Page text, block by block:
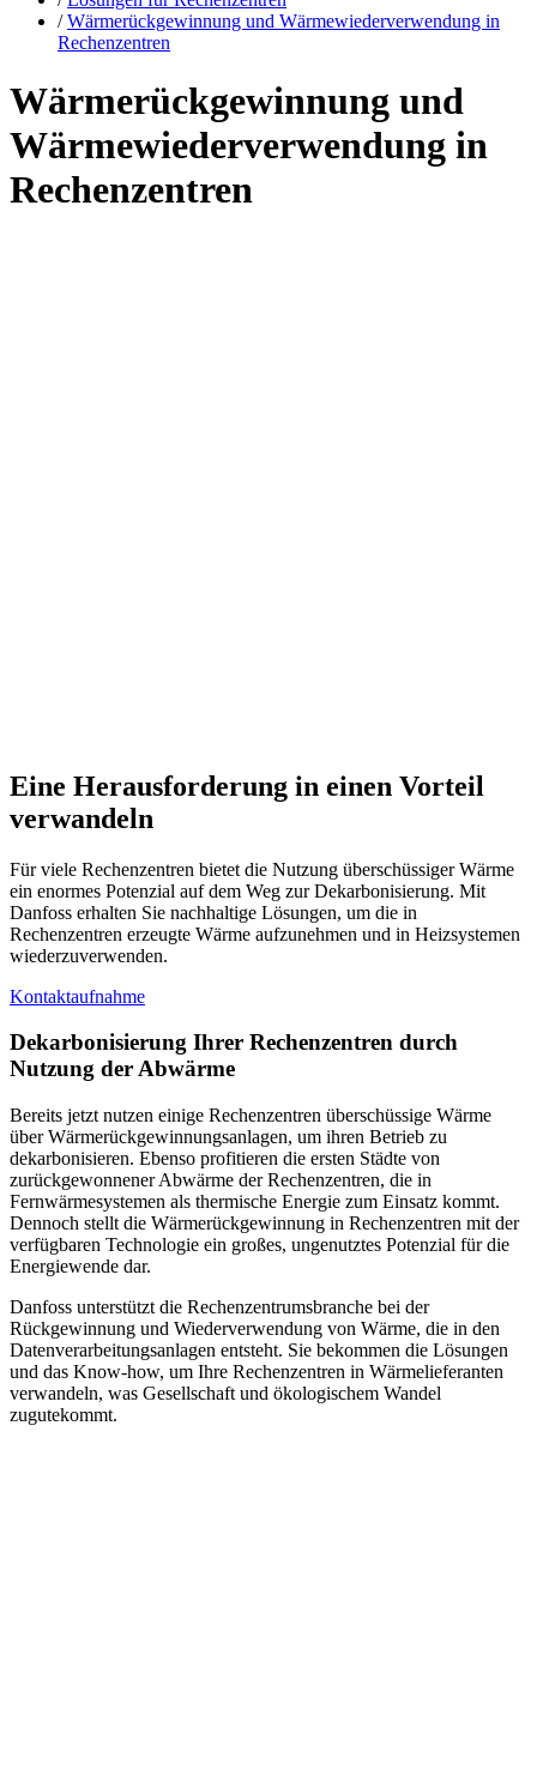
/ Wärmerückgewinnung und Wärmewiederverwendung in
Rechenzentren
Wärmerückgewinnung und
Wärmewiederverwendung in
Rechenzentren
Eine Herausforderung in einen Vorteil
verwandeln
Für viele Rechenzentren bietet die Nutzung überschüssiger Wärme
ein enormes Potenzial auf dem Weg zur Dekarbonisierung. Mit
Danfoss erhalten Sie nachhaltige Lösungen, um die in
Rechenzentren erzeugte Wärme aufzunehmen und in Heizsystemen
wiederzuverwenden.
Kontaktaufnahme
Dekarbonisierung Ihrer Rechenzentren durch
Nutzung der Abwärme
Bereits jetzt nutzen einige Rechenzentren überschüssige Wärme
über Wärmerückgewinnungsanlagen, um ihren Betrieb zu
dekarbonisieren. Ebenso profitieren die ersten Städte von
zurückgewonnener Abwärme der Rechenzentren, die in
Fernwärmesystemen als thermische Energie zum Einsatz kommt.
Dennoch stellt die Wärmerückgewinnung in Rechenzentren mit der
verfügbaren Technologie ein großes, ungenutztes Potenzial für die
Energiewende dar.
Danfoss unterstützt die Rechenzentrumsbranche bei der
Rückgewinnung und Wiederverwendung von Wärme, die in den
Datenverarbeitungsanlagen entsteht. Sie bekommen die Lösungen
und das Know-how, um Ihre Rechenzentren in Wärmelieferanten
verwandeln, was Gesellschaft und ökologischem Wandel
zugutekommt.